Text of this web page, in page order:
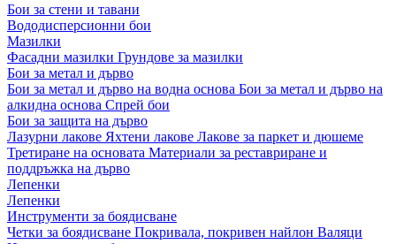
Бои за стени и тавани
Вододисперсионни бои
Мазилки
Фасадни мазилки Грундове за мазилки
Бои за метал и дърво
Бои за метал и дърво на водна основа Бои за метал и дърво на
алкидна основа Спрей бои
Бои за защита на дърво
Лазурни лакове Яхтени лакове Лакове за паркет и дюшеме
Третиране на основата Материали за реставриране и
поддръжка на дърво
Лепенки
Лепенки
Инструменти за боядисване
Четки за боядисване Покривала, покривен найлон Валяци